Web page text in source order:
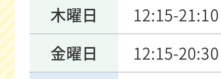
木曜日
12:15-21:10
金曜日
12:15-20:30